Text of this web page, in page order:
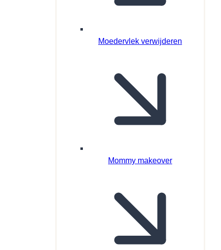
Moedervlek verwijderen
Mommy makeover